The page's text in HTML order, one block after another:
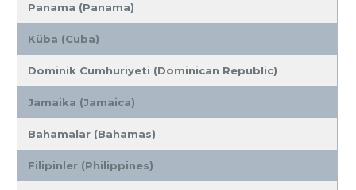
Panama (Panama)
Küba (Cuba)
Dominik Cumhuriyeti (Dominican Republic)
Jamaika (Jamaica)
Bahamalar (Bahamas)
Filipinler (Philippines)